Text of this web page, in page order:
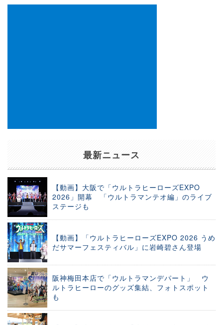
最新ニュース
【動画】大阪で「ウルトラヒーローズEXPO
2026」開幕 「ウルトラマンテオ編」のライブ
ステージも
【動画】「ウルトラヒーローズEXPO 2026 うめ
だサマーフェスティバル」に岩崎碧さん登場
阪神梅田本店で「ウルトラマンデパート」 ウ
ルトラヒーローのグッズ集結、フォトスポット
も